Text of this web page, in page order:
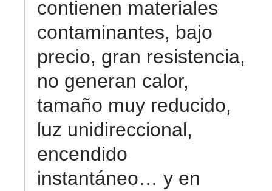
contienen materiales
contaminantes, bajo
precio, gran resistencia,
no generan calor,
tamaño muy reducido,
luz unidireccional,
encendido
instantáneo… y en